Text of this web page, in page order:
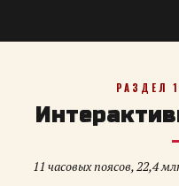
РАЗДЕЛ
11 часовых поясов, 22,4